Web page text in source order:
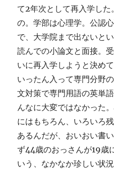
て2年次として再入学し
の。学部は心理学。公認
で、大学院まで出ないと
読んでの小論文と面接。
いに再入学しようと決め
いったん入って専門分野
文対策で専門用語の英単
んなに大変ではなかった
にはもちろん、いろいろ
あるんだが、おいおい書
ず44歳のおっさんが19歳
いう、なかなか珍しい状況